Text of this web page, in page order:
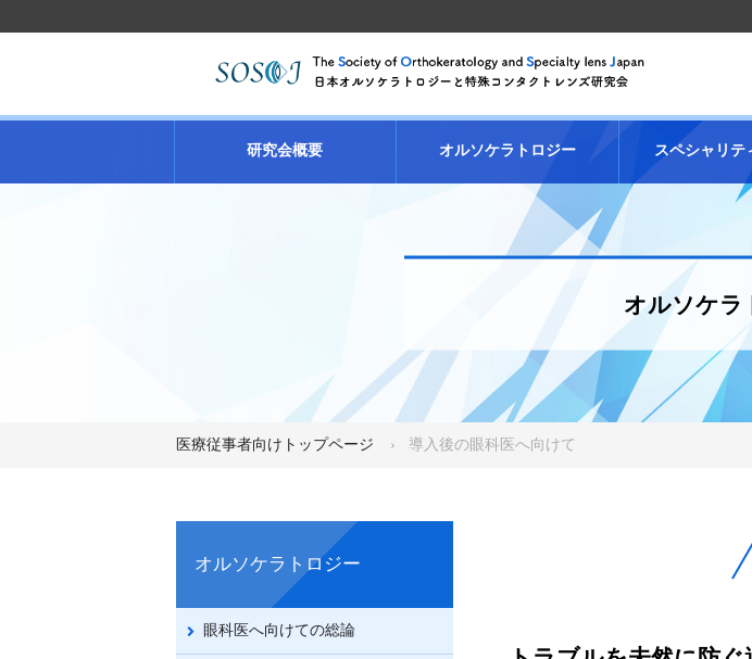
研究会概要 オルソケラトロジー スペシャリテ
オルソケラ
医療従事者向けトップページ 導入後の眼科医へ向けて
オルソケラトロジー
眼科医へ向けての総論